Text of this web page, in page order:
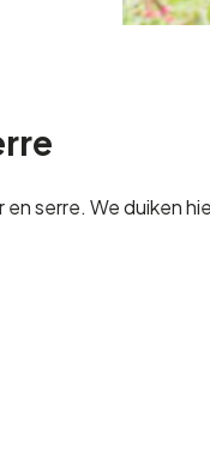
serre. We duiken